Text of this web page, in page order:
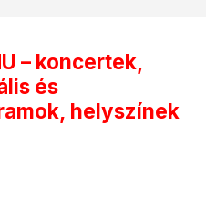
– koncertek,
és
helyszínek